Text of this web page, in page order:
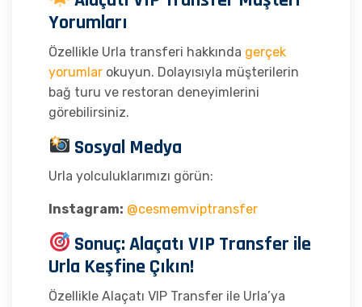
Yorumları
Özellikle Urla transferi hakkında gerçek
yorumlar okuyun. Dolayısıyla müşterilerin
bağ turu ve restoran deneyimlerini
görebilirsiniz.
Sosyal Medya
Urla yolculuklarımızı görün:
Instagram: @cesmemviptransfer
Sonuç: Alaçatı VIP Transfer ile
Urla Keşfine Çıkın!
Özellikle Alaçatı VIP Transfer ile Urla’ya